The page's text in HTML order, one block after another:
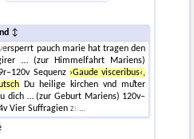
pauch marie hat tragen den
… (zur Himmelfahrt Mariens)
Sequenz ›Gaude visceribus‹,
Du heilige kirchen vnd muͦter
dich … (zur Geburt Mariens) 120v–
Vier Suffragien zu